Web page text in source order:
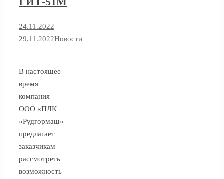
24.11.2022
29.11.2022Новости
В настоящее
время
компания
ООО «ПЛК
«Рудгормаш»
предлагает
заказчикам
рассмотреть
возможность